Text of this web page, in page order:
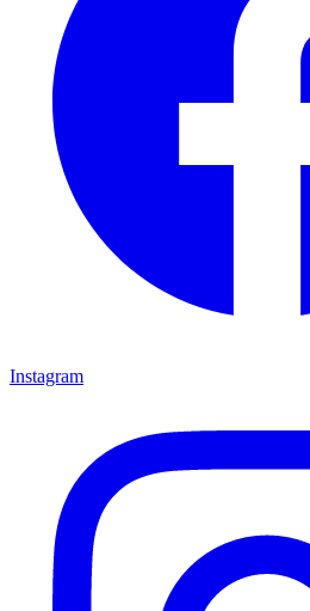
Instagram